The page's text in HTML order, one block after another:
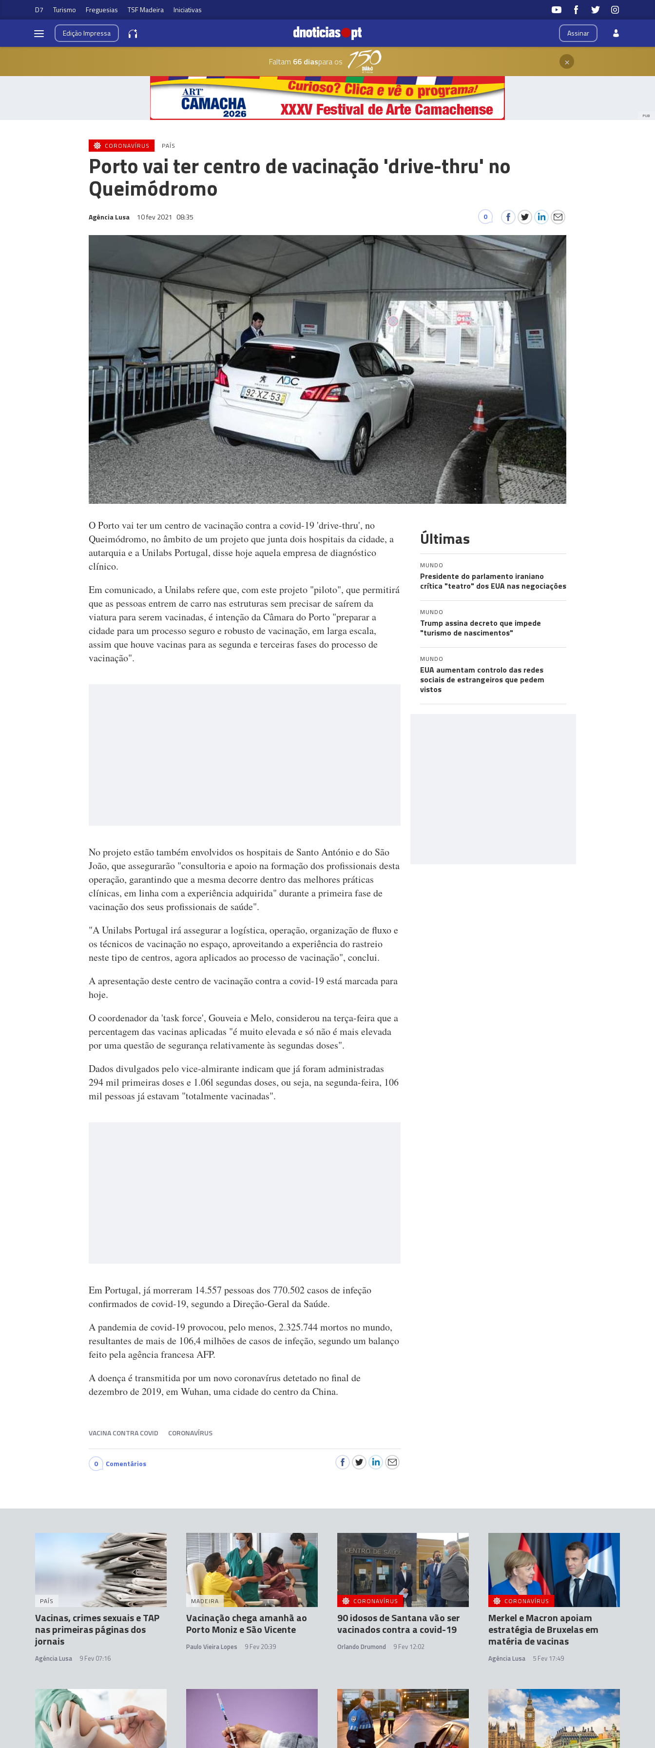
D7 Turismo Freguesias TSF Madeira Iniciativas
Assinar
EdiçãoImpressa
Faltam 66 diaspara os ×
PUB
CORONAVÍRUS PAÍS
Porto vai ter centro de vacinação 'drive-thru' no
Queimódromo
Agência Lusa 10 fev 2021 08:35 0
O Porto vai ter um centro de vacinação contra a covid-19 'drive-thru', no
Queimódromo, no âmbito de um projeto que junta dois hospitais da cidade, a
autarquia e a Unilabs Portugal, disse hoje aquela empresa de diagnóstico
clínico.
Em comunicado, a Unilabs refere que, com este projeto "piloto", que permitirá
que as pessoas entrem de carro nas estruturas sem precisar de saírem da
viatura para serem vacinadas, é intenção da Câmara do Porto "preparar a
cidade para um processo seguro e robusto de vacinação, em larga escala,
assim que houve vacinas para as segunda e terceiras fases do processo de
vacinação".
No projeto estão também envolvidos os hospitais de Santo António e do São
João, que assegurarão "consultoria e apoio na formação dos profissionais desta
operação, garantindo que a mesma decorre dentro das melhores práticas
clínicas, em linha com a experiência adquirida" durante a primeira fase de
vacinação dos seus profissionais de saúde".
"A Unilabs Portugal irá assegurar a logística, operação, organização de fluxo e
os técnicos de vacinação no espaço, aproveitando a experiência do rastreio
neste tipo de centros, agora aplicados ao processo de vacinação", conclui.
A apresentação deste centro de vacinação contra a covid-19 está marcada para
hoje.
O coordenador da 'task force', Gouveia e Melo, considerou na terça-feira que a
percentagem das vacinas aplicadas "é muito elevada e só não é mais elevada
por uma questão de segurança relativamente às segundas doses".
Dados divulgados pelo vice-almirante indicam que já foram administradas
294 mil primeiras doses e 1.06l segundas doses, ou seja, na segunda-feira, 106
mil pessoas já estavam "totalmente vacinadas".
Em Portugal, já morreram 14.557 pessoas dos 770.502 casos de infeção
confirmados de covid-19, segundo a Direção-Geral da Saúde.
A pandemia de covid-19 provocou, pelo menos, 2.325.744 mortos no mundo,
resultantes de mais de 106,4 milhões de casos de infeção, segundo um balanço
feito pela agência francesa AFP.
A doença é transmitida por um novo coronavírus detetado no final de
dezembro de 2019, em Wuhan, uma cidade do centro da China.
VACINA CONTRA COVID CORONAVÍRUS
0 Comentários
Últimas
MUNDO
Presidente do parlamento iraniano
crítica "teatro" dos EUA nas negociações
MUNDO
Trump assina decreto que impede
"turismo de nascimentos"
MUNDO
EUA aumentam controlo das redes
sociais de estrangeiros que pedem
vistos
PAÍS
Vacinas, crimes sexuais e TAP
nas primeiras páginas dos
jornais
Agéncia Lusa 9 Fev 07:16
MADEIRA
Vacinação chega amanhã ao
Porto Moniz e São Vicente
Paulo Vieira Lopes 9 Fev 20:39
CORONAVÍRUS
90 idosos de Santana vão ser
vacinados contra a covid-19
Orlando Drumond 9 Fev 12:02
CORONAVÍRUS
Merkel e Macron apoiam
estratégia de Bruxelas em
matéria de vacinas
Agência Lusa 5 Fev 17:49